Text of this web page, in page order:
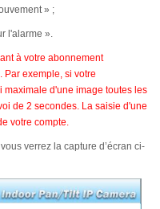
» ;
l'alarme ».
à votre abonnement
Par exemple, si votre
d'une image toutes les
de 2 secondes. La saisie d'une
votre compte.
verrez la capture d’écran ci-